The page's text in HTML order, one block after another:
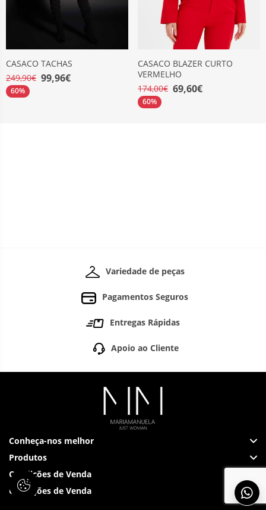
CASACO TACHAS
249,90€ 99,96€
60%
CASACO BLAZER CURTO
VERMELHO
174,00€ 69,60€
60%
Variedade de peças
Pagamentos Seguros
Entregas Rápidas
Apoio ao Cliente
Conheça-nos melhor
Produtos
Condições de Venda
Condições de Venda